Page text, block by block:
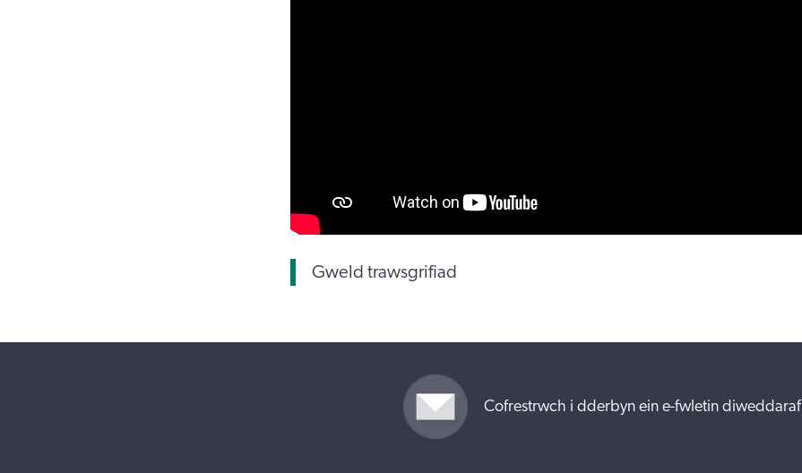
Gweld trawsgrifiad
Cofrestrwch i dderbyn ein e-fwletin diweddaraf